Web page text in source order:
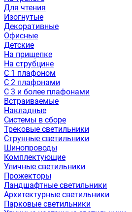
Для чтения
Изогнутые
Декоративные
Офисные
Детские
На прищепке
На струбцине
С 1 плафоном
С 2 плафонами
С 3 и более плафонами
Встраиваемые
Накладные
Системы в сборе
Трековые светильники
Струнные светильники
Шинопроводы
Комплектующие
Уличные светильники
Прожекторы
Ландшафтные светильники
Архитектурные светильники
Парковые светильники